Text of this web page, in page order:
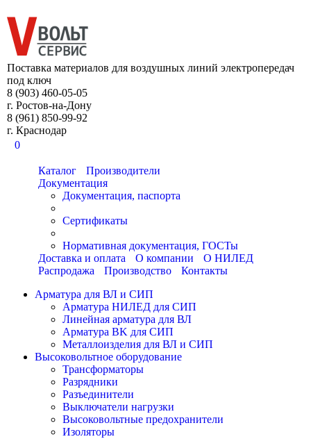
Поставка материалов для воздушных линий электропередач
под ключ
8 (903) 460-05-05
г. Ростов-на-Дону
8 (961) 850-99-92
г. Краснодар
0
Каталог
Производители
Документация
Документация, паспорта
Сертификаты
Нормативная документация, ГОСТы
Доставка и оплата
О компании
О НИЛЕД
Распродажа
Производство
Контакты
Арматура для ВЛ и СИП
Арматура НИЛЕД для СИП
Линейная арматура для ВЛ
Арматура BK для СИП
Металлоизделия для ВЛ и СИП
Высоковольтное оборудование
Трансформаторы
Разрядники
Разъединители
Выключатели нагрузки
Высоковольтные предохранители
Изоляторы